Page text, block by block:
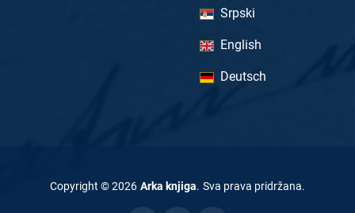
Srpski
English
Deutsch
Copyright ©2026 Arka knjiga. Sva prava pridržana.